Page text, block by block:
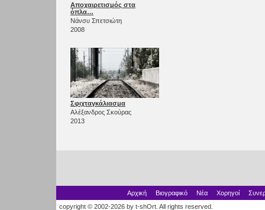
Αποχαιρετισμός στα
όπλα…
Νάνσυ Σπετσιώτη
2008
Σφιχταγκάλιασμα
Αλέξανδρος Σκούρας
2013
Αρχική Βιογραφικό Νέα Χορηγοί
copyright © 2002-2026 by t-shOrt. All rights reserved.